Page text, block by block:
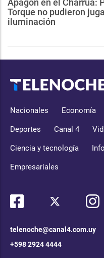
Apagón en el Charrúa:
Torque no pudieron
iluminación
Nacionales Economía
Deportes Canal 4
Ciencia y tecnología
Empresariales
telenoche@canal4.com.uy
+598 2924 4444